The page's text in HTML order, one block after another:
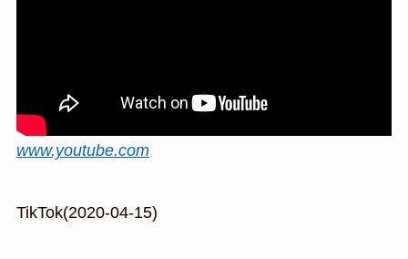
www.youtube.com
TikTok(2020-04-15)